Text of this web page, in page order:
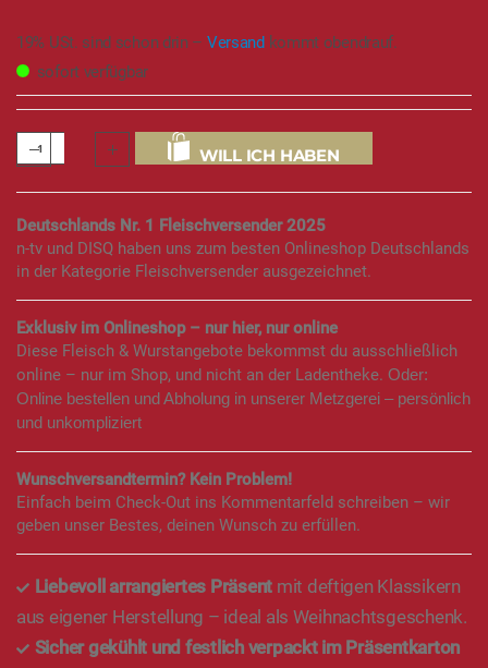
19% USt. sind schon drin – Versandkommt obendrauf.
sofort verfügbar
WILL ICH HABEN
Deutschlands Nr. 1 Fleischversender 2025
n-tv und DISQ haben uns zum besten Onlineshop Deutschlands
in der Kategorie Fleischversender ausgezeichnet.
Exklusiv im Onlineshop – nur hier, nur online
Diese Fleisch & Wurstangebote bekommst du ausschließlich
online – nur im Shop, und nicht an der Ladentheke. Oder:
Online bestellen und Abholung in unserer Metzgerei – persönlich
und unkompliziert
Wunschversandtermin? Kein Problem!
Einfach beim Check-Out ins Kommentarfeld schreiben – wir
geben unser Bestes, deinen Wunsch zu erfüllen.
Liebevoll arrangiertes Präsent mit deftigen Klassikern
aus eigener Herstellung – ideal als Weihnachtsgeschenk.
Sicher gekühlt und festlich verpackt im Präsentkarton